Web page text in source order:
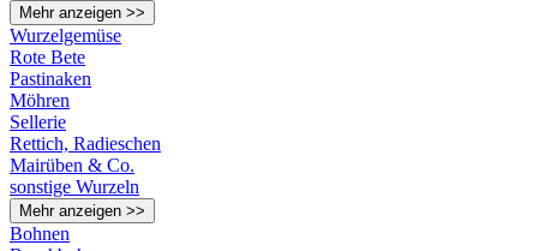
Mehr anzeigen >>
Wurzelgemüse
Rote Bete
Pastinaken
Möhren
Sellerie
Rettich, Radieschen
Mairüben & Co.
sonstige Wurzeln
Mehr anzeigen >>
Bohnen